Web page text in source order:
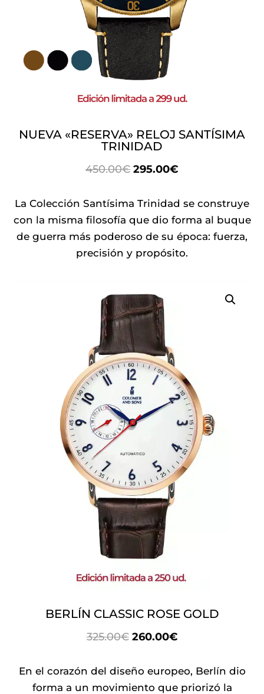
NUEVA «RESERVA» RELOJ SANTÍSIMA
TRINIDAD
450.00€ EL
ORIGINAL
ERA:
450.00€.
295.00€
ACTUAL
ES:
295.00€.
La Colección Santísima Trinidad se construye
con la misma filosofía que dio forma al buque
de guerra más poderoso de su época: fuerza,
precisión y propósito.
BERLÍN CLASSIC ROSE GOLD
325.00€ EL
ORIGINAL
ERA:
260.00€EL
ACTUAL
ES:
En el corazón del diseño europeo, Berlín dio
forma a un movimiento que priorizó la